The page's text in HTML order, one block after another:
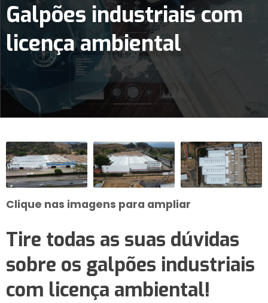
Galpões industriais com
licença ambiental
Clique nas imagens para ampliar
Tire todas as suas dúvidas
sobre os galpões industriais
com licença ambiental!